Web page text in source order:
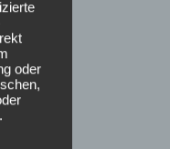
oder